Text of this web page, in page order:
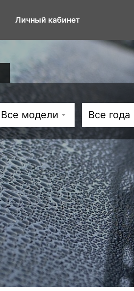
Личный кабинет
Все модели Все года